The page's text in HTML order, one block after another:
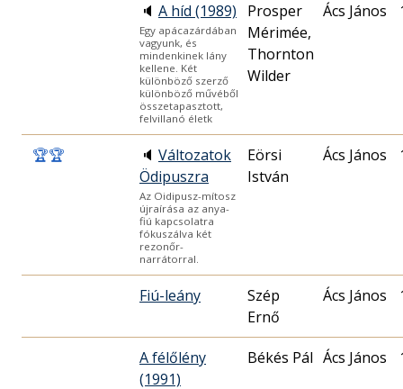
🔈 A híd (1989)
Egy apácazárdában
vagyunk, és
mindenkinek lány
kellene. Két
különböző szerző
különböző művéből
összetapasztott,
felvillanó életk
Prosper
Mérimée,
Thornton
Wilder
Ács János
🏆🏆 🔈 Változatok
Ödipuszra
Az Oidipusz-mítosz
újraírása az anya-
fiú kapcsolatra
fókuszálva két
rezonőr-
narrátorral.
Eörsi
István
Ács János
Fiú-leány
Szép
Ernő
Ács János
A félőlény
(1991)
Békés Pál Ács János